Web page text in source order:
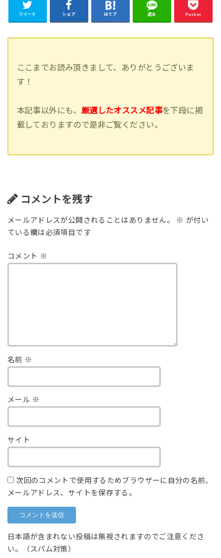
ツイート シェア はてブ 送る Pocket
ここまでお読み頂きまして、ありがとうございま
す！
本記事以外にも、 厳選したオススメ記事を下段に掲
載しておりますので是非ご覧ください。
コメントを残す
メールアドレスが公開されることはありません。 ※ が付い
ている欄は必須項目です
コメント ※
名前 ※
メール ※
サイト
次回のコメントで使用するためブラウザーに自分の名前、
メールアドレス、サイトを保存する。
日本語が含まれない投稿は無視されますのでご注意くださ
い。（スパム対策）